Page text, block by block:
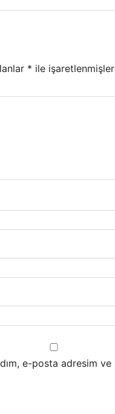
* ile
e-posta adresim